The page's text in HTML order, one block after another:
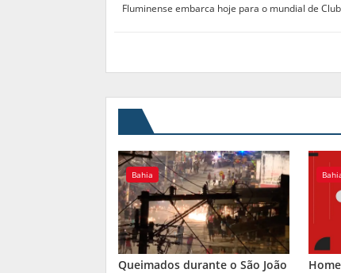
Fluminense embarca hoje para o mundial de
Bahia
Queimados durante o São João